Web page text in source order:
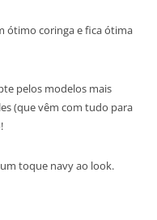
ótimo coringa e fica ótima
pelos modelos mais
(que vêm com tudo para
toque navy ao look.